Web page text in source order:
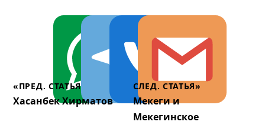
«ПРЕД. СТАТЬЯ
Хасанбек Хирматов
СЛЕД. СТАТЬЯ»
Мекеги и
Мекегинское